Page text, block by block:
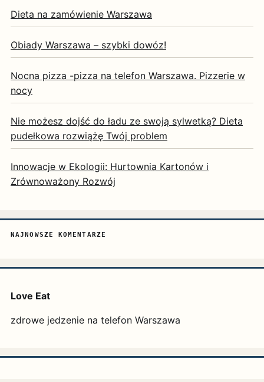
Dieta na zamówienie Warszawa
Obiady Warszawa – szybki dowóz!
Nocna pizza -pizza na telefon Warszawa. Pizzerie w
nocy
Nie możesz dojść do ładu ze swoją sylwetką? Dieta
pudełkowa rozwiążę Twój problem
Innowacje w Ekologii: Hurtownia Kartonów i
Zrównoważony Rozwój
NAJNOWSZE KOMENTARZE
Love Eat
zdrowe jedzenie na telefon Warszawa